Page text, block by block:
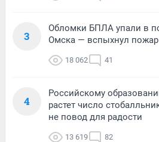
3
Обломки БПЛА упали в
Омска — вспыхнул пожар
18 062 41
4
Российскому
растет число
не повод для радости
13 619 82